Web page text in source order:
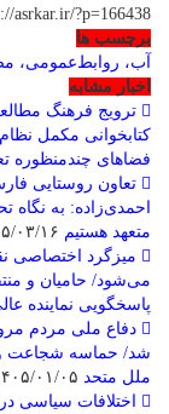
asrkar.ir/?p=166438
برچسب ها
آب، روابط‌عمومی،
اخبار مشابه
ترویج فرهنگ
کتابخوانی مکمل
فضاهای چندمنظوره
تعاون روستایی
احمدی‌زاده: به
متعهد هستیم
میزگرد اختصاصی
می‌شود/ حامیان و
پاسخگویی نماینده
دفاع ملی مردم
شد/ حماسه شجاعت و
ملل متحد
اختلافات سیاسی